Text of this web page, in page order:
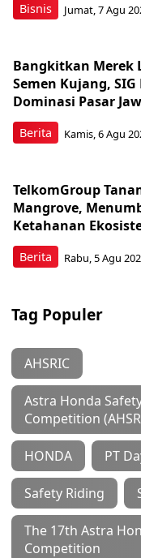
Bisnis Jumat, 7 Agu
Berita
Bangkitkan Merek
Semen Kujang,
Dominasi Pasar
Kamis, 6 Agu
Berita
TelkomGroup
Mangrove,
Ketahanan
Rabu, 5 Agu
Tag Populer
AHSRIC
Astra Honda
Competition
HONDA PT
Safety Riding
The 17th Astra
Competition